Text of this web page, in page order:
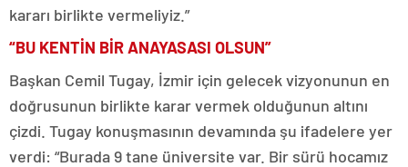
kararı birlikte vermeliyiz.”
“BU KENTİN BİR ANAYASASI OLSUN”
Başkan Cemil Tugay, İzmir için gelecek vizyonunun en
doğrusunun birlikte karar vermek olduğunun altını
çizdi. Tugay konuşmasının devamında şu ifadelere yer
verdi: “Burada 9 tane üniversite var. Bir sürü hocamız